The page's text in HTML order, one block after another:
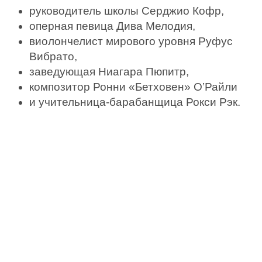
руководитель школы Серджио Кофр,
оперная певица Дива Мелодия,
виолончелист мирового уровня Руфус
Вибрато,
заведующая Ниагара Пюпитр,
композитор Ронни «Бетховен» О’Райли
и учительница-барабанщица Рокси Рэк.